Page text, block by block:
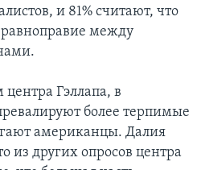
и 81% считают, что
равноправие между
Гэллапа, в
более терпимые
американцы. Далия
из других опросов центра